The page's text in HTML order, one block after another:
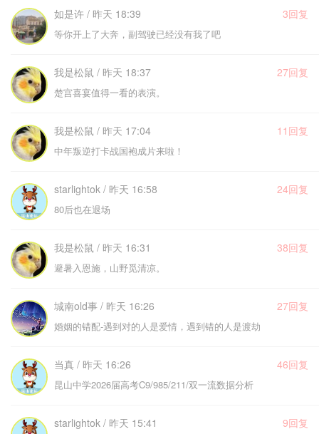
如是许 / 昨天 18:39 3回复
等你开上了大奔，副驾驶已经没有我了吧
我是松鼠 / 昨天 18:37 27回复
楚宫喜宴值得一看的表演。
我是松鼠 / 昨天 17:04 11回复
中年叛逆打卡战国袍成片来啦！
starlightok / 昨天 16:58 24回复
80后也在退场
我是松鼠 / 昨天 16:31 38回复
避暑入恩施，山野觅清凉。
城南old事 / 昨天 16:26 27回复
婚姻的错配-遇到对的人是爱情，遇到错的人是渡劫
当真 / 昨天 16:26 46回复
昆山中学2026届高考C9/985/211/双一流数据分析
starlightok / 昨天 15:41 9回复